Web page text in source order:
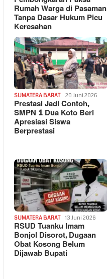
Rumah Warga di Pasaman
Tanpa Dasar Hukum Picu
Keresahan
SUMATERA BARAT 20 Juni 2026
Prestasi Jadi Contoh,
SMPN 1 Dua Koto Beri
Apresiasi Siswa
Berprestasi
SUMATERA BARAT 13 Juni 2026
RSUD Tuanku Imam
Bonjol Disorot, Dugaan
Obat Kosong Belum
Dijawab Bupati